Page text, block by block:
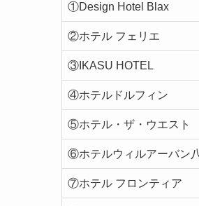
①Design Hotel Blax
②ホテル フェリエ
③IKASU HOTEL
④ホテルドルフィン
⑤ホテル・ザ・ウエスト
⑥ホテルウィルアーバン
⑦ホテル フロンティア